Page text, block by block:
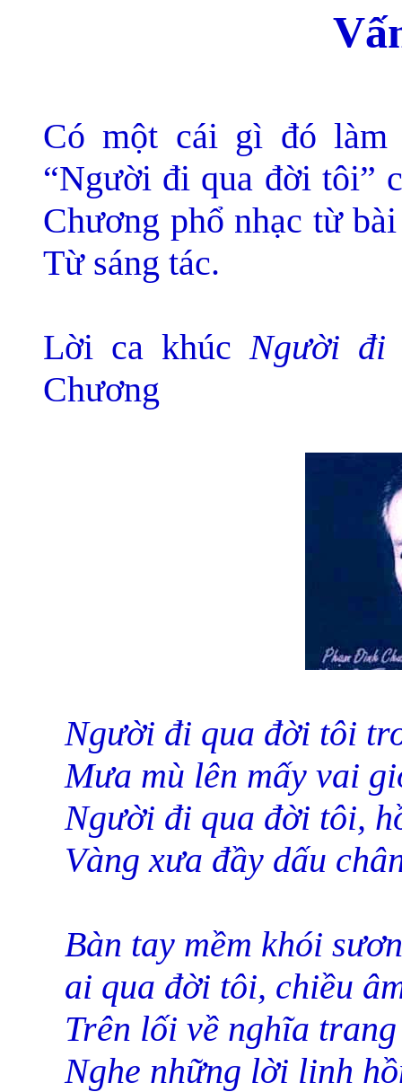
V
Có một cái gì đó làm
“Người đi qua đời tôi”
Chương phổ nhạc từ
Từ sáng tác.
Lời ca khúcNgười đi
Chương
Người đi qua đời tôi
Mưa mù lên mấy vai
Người đi qua đời tôi,
Vàng xưa đầy dấu
Bàn tay mềm khói
ai qua đời tôi, chiều
Trên lối về nghĩa
Nghe những lời linh